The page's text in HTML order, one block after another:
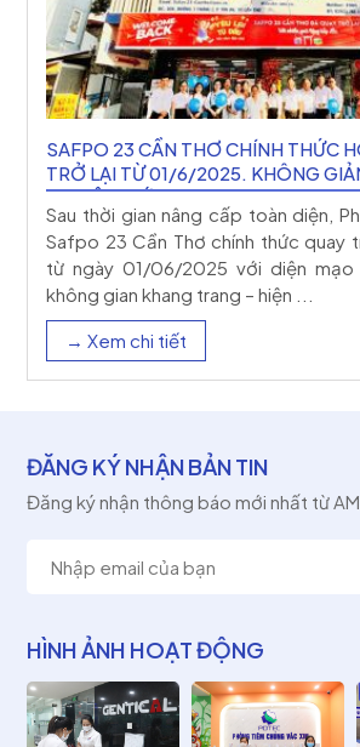
SAFPO 23 CẦN THƠ CHÍNH THỨC
TRỞ LẠI TỪ 01/6/2025. KHÔNG
NGHIỆM MỚI
Sau thời gian nâng cấp toàn diện,
Safpo 23 Cần Thơ chính thức quay
từ ngày 01/06/2025 với diện mạo
không gian khang trang – hiện ...
→ Xem chi tiết
ĐĂNG KÝ NHẬN BẢN TIN
Đăng ký nhận thông báo mới nhất từ
HÌNH ẢNH HOẠT ĐỘNG